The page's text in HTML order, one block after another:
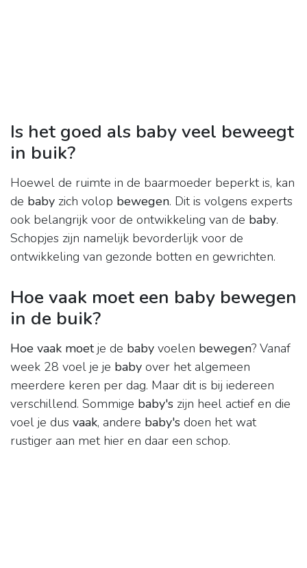
Is het goed als baby veel beweegt
in buik?
Hoewel de ruimte in de baarmoeder beperkt is, kan
de baby zich volop bewegen. Dit is volgens experts
ook belangrijk voor de ontwikkeling van de baby.
Schopjes zijn namelijk bevorderlijk voor de
ontwikkeling van gezonde botten en gewrichten.
Hoe vaak moet een baby bewegen
in de buik?
Hoe vaak moetje de baby voelen bewegen? Vanaf
week 28 voel je je baby over het algemeen
meerdere keren per dag. Maar dit is bij iedereen
verschillend. Sommige baby's zijn heel actief en die
voel je dus vaak, andere baby's doen het wat
rustiger aan met hier en daar een schop.